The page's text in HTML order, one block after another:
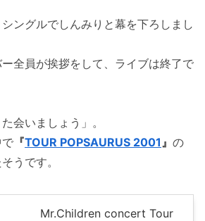
ングルでしんみりと幕を下ろしまし
全員が挨拶をして、ライブは終了で
会いましょう」。
『TOUR POPSAURUS 2001 』 の
うです。
Mr.Children concert Tour